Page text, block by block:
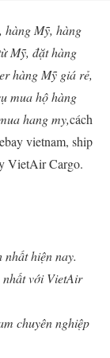
hàng Mỹ, hàng
Mỹ, đặt hàng
hàng Mỹ giá rẻ,
mua hộ hàng
hang my,cách
vietnam, ship
VietAir Cargo.
hiện nay.
với VietAir
chuyên nghiệp